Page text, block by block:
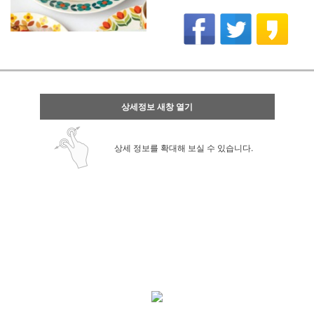
상세정보 새창 열기
상세 정보를 확대해 보실 수 있습니다.